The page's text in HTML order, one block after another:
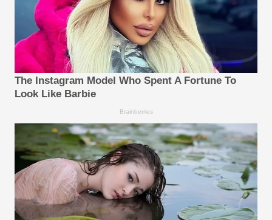
The Instagram Model Who Spent A Fortune To
Look Like Barbie
Brainberries